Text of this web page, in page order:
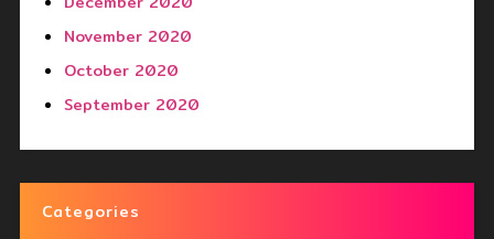
November 2020
October 2020
September 2020
Categories